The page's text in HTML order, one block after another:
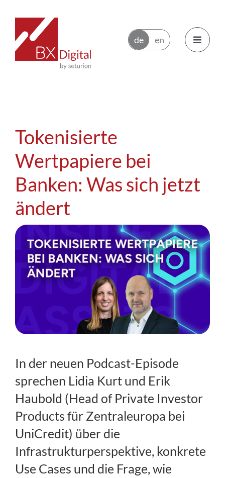
Inhalt
springen
Toggle
Ökosystem
News
Regulierung
FAQs
Kontakt
Tokenisierte
Wertpapiere bei
Banken: Was sich jetzt
ändert
In der neuen Podcast-Episode
sprechen Lidia Kurt und Erik
Haubold (Head of Private Investor
Products für Zentraleuropa bei
UniCredit) über die
Infrastrukturperspektive, konkrete
Use Cases und die Frage, wie